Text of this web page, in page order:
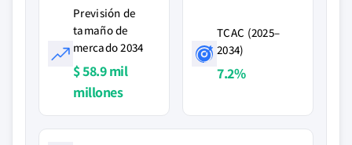
Previsión de
tamaño de
mercado 2034
$ 58.9 mil
millones
TCAC (2025–
2034)
7.2%